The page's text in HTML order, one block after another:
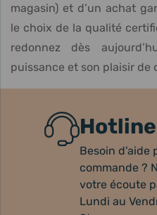
magasin) et d’un achat
le choix de la qualité
redonnez dès
puissance et son plaisir de
Hotline
Besoin d'aide
commande ?
votre écoute
Lundi au